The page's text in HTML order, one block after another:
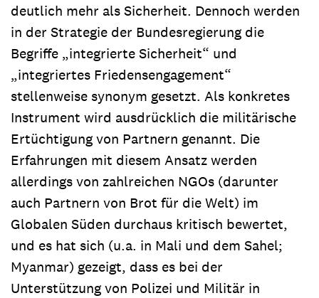
deutlich mehr als Sicherheit. Dennoch werden
in der Strategie der Bundesregierung die
Begriffe „integrierte Sicherheit“ und
„integriertes Friedensengagement“
stellenweise synonym gesetzt. Als konkretes
Instrument wird ausdrücklich die militärische
Ertüchtigung von Partnern genannt. Die
Erfahrungen mit diesem Ansatz werden
allerdings von zahlreichen NGOs (darunter
auch Partnern von Brot für die Welt) im
Globalen Süden durchaus kritisch bewertet,
und es hat sich (u.a. in Mali und dem Sahel;
Myanmar) gezeigt, dass es bei der
Unterstützung von Polizei und Militär in